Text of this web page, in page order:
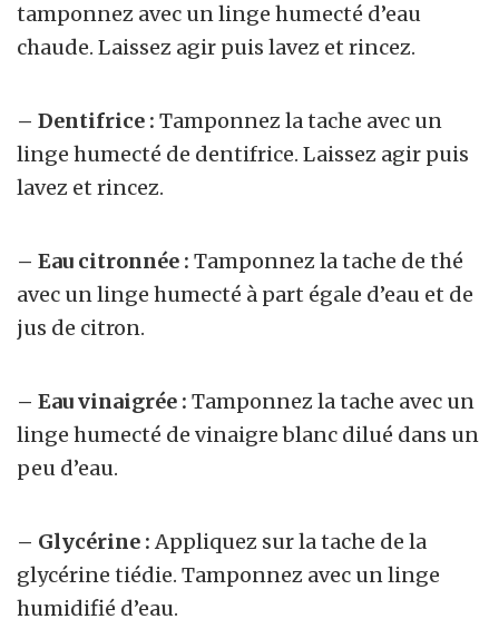
tamponnez avec un linge humecté d’eau
chaude. Laissez agir puis lavez et rincez.
– Dentifrice : Tamponnez la tache avec un
linge humecté de dentifrice. Laissez agir puis
lavez et rincez.
– Eau citronnée : Tamponnez la tache de thé
avec un linge humecté à part égale d’eau et de
jus de citron.
– Eau vinaigrée : Tamponnez la tache avec un
linge humecté de vinaigre blanc dilué dans un
peu d’eau.
– Glycérine : Appliquez sur la tache de la
glycérine tiédie. Tamponnez avec un linge
humidifié d’eau.